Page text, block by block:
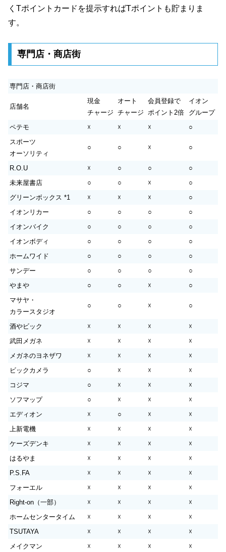
くTポイントカードを提示すればTポイントも貯まりま
す。
専門店・商店街
専門店・商店街
店舗名
現金
チャージ
オート
チャージ
会員登録で
ポイント2倍
イオン
グループ
ペテモ
☓ ☓ ☓
○
スポーツ
オーソリティ
○ ○ ☓ ○
R.O.U ☓ ○ ○
○
未来屋書店
○ ○ ☓
○
グリーンボックス *1
☓ ☓ ☓
○
イオンリカー
○ ○ ○
○
イオンバイク
○ ○ ○
○
イオンボディ
○ ○ ○
○
ホームワイド
○ ○ ○
○
サンデー
○ ○ ○
○
やまや
○ ○ ☓
○
マサヤ・
カラースタジオ
○ ○ ☓ ○
酒やビック ☓ ☓ ☓
☓
武田メガネ
☓ ☓ ☓
☓
メガネのヨネザワ
☓ ☓ ☓
☓
ビックカメラ
○ ☓ ☓
☓
コジマ
○ ☓ ☓
☓
ソフマップ
○ ☓ ☓
☓
エディオン
☓ ○ ☓
☓
上新電機
☓ ☓ ☓
☓
ケーズデンキ
☓ ☓ ☓
☓
はるやま
☓ ☓ ☓
☓
P.S.FA
☓ ☓ ☓
☓
フォーエル
☓ ☓ ☓
☓
Right-on（一部）
☓ ☓ ☓
☓
ホームセンタータイム
☓ ☓ ☓
☓
TSUTAYA
☓ ☓ ☓
☓
メイクマン
☓ ☓ ☓
☓